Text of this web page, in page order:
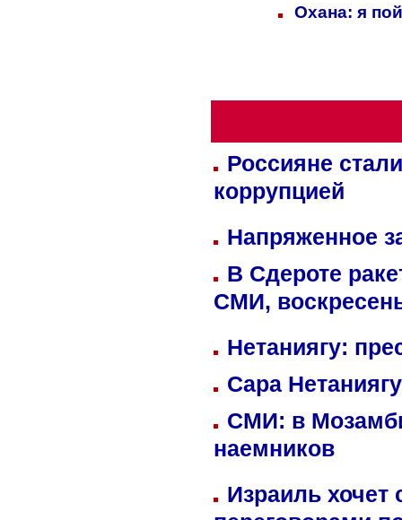
Охана: я
Россияне
коррупцией
Напряженное
В Сдероте
СМИ,
Нетаниягу:
Сара
СМИ: в
наемников
Израиль хочет